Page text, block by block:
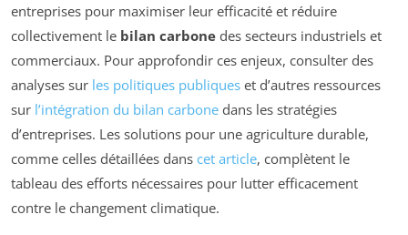
entreprises pour maximiser leur efficacité et réduire
collectivement le bilan carbone des secteurs industriels et
commerciaux. Pour approfondir ces enjeux, consulter des
analyses sur les politiques publiques et d’autres ressources
sur l’intégration du bilan carbone dans les stratégies
d’entreprises. Les solutions pour une agriculture durable,
comme celles détaillées dans cet article, complètent le
tableau des efforts nécessaires pour lutter efficacement
contre le changement climatique.